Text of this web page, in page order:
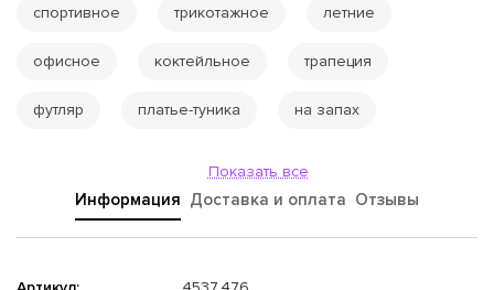
спортивное трикотажное летние
офисное коктейльное трапеция
футляр платье-туника на запах
Показать все
Информация Доставка и оплата Отзывы